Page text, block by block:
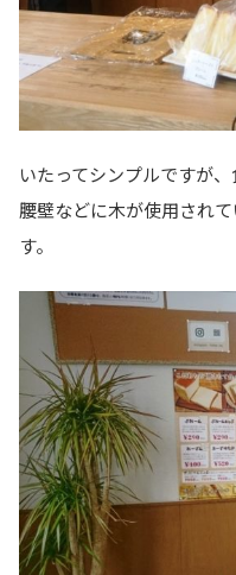
いたってシンプルですが
腰壁などに木が使用され
す。